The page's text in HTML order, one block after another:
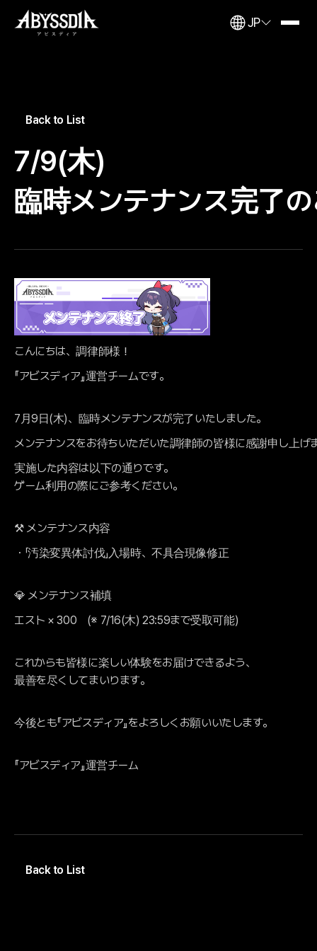
JP
Back to List
7/9(木)
臨時メンテナンス完了
こんにちは、調律師様！
『アビスディア』運営チームです。
7月9日(木)、臨時メンテナンスが完了いたしました。
メンテナンスをお待ちいただいた調律師の皆様に感謝申し上げ
実施した内容は以下の通りです。
ゲーム利用の際にご参考ください。
⚒️ メンテナンス内容
・「汚染変異体討伐」入場時、不具合現像修正
💎 メンテナンス補填
エスト × 300 (※ 7/16(木) 23:59まで受取可能)
これからも皆様に楽しい体験をお届けできるよう、
最善を尽くしてまいります。
今後とも『アビスディア』をよろしくお願いいたします。
『アビスディア』運営チーム
Back to List